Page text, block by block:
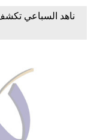
ناهد السباعي